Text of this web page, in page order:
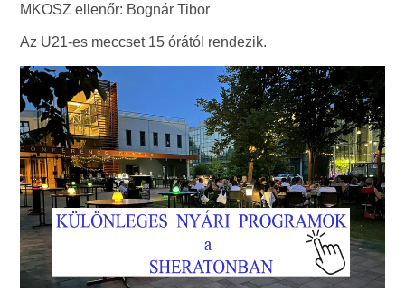
MKOSZ ellenőr: Bognár Tibor
Az U21-es meccset 15 órától rendezik.